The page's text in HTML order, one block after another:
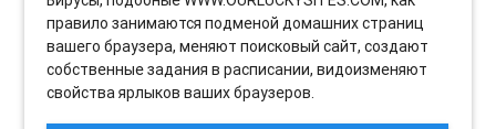
правило занимаются подменой домашних страниц
вашего браузера, меняют поисковый сайт, создают
собственные задания в расписании, видоизменяют
свойства ярлыков ваших браузеров.